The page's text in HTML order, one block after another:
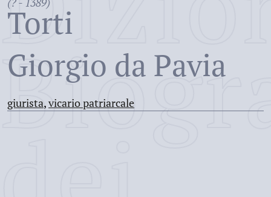
Torti
Giorgio da Pavia
giurista,vicario patriarcale